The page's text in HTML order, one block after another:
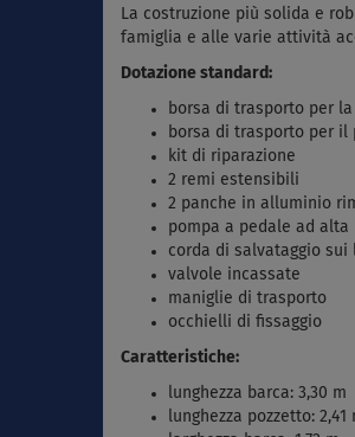
La costruzione più solida e
famiglia e alle varie attività
Dotazione standard:
borsa di trasporto per la
borsa di trasporto per il
kit di riparazione
2 remi estensibili
2 panche in alluminio
pompa a pedale ad alta
corda di salvataggio sui
valvole incassate
maniglie di trasporto
occhielli di fissaggio
Caratteristiche:
lunghezza barca: 3,30 m
lunghezza pozzetto: 2,41